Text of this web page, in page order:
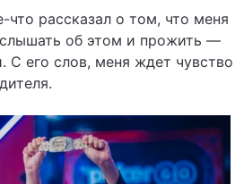
рассказал о том, что меня
об этом и прожить —
С его слов, меня ждет чувство